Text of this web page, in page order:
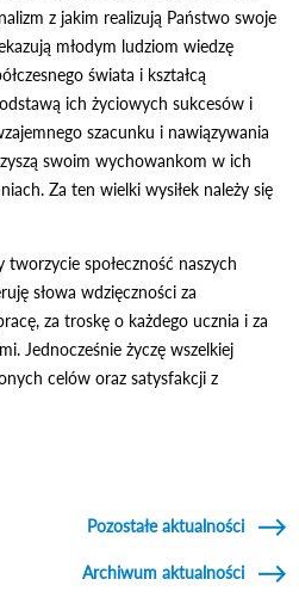
z jakim realizują Państwo swoje
młodym ludziom wiedzę
świata i kształcą
ich życiowych sukcesów i
szacunku i nawiązywania
swoim wychowankom w ich
Za ten wielki wysiłek należy się
społeczność naszych
słowa wdzięczności za
za troskę o każdego ucznia i za
Jednocześnie życzę wszelkiej
celów oraz satysfakcji z
Pozostałe aktualności
Archiwum aktualności